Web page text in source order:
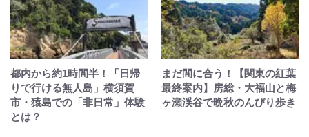
都内から約1時間半！「日帰
りで行ける無人島」横須賀
市・猿島での「非日常」体験
とは？
まだ間に合う！【関東の紅葉
最終案内】房総・大福山と梅
ヶ瀬渓谷で晩秋のんびり歩き